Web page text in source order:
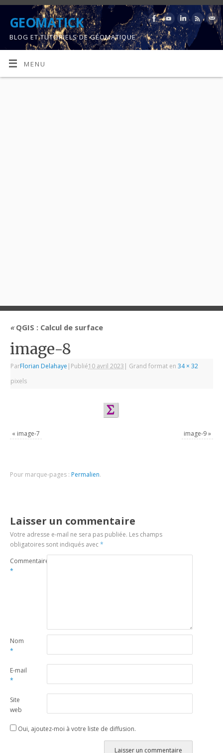
GEOMATICK
BLOG ET TUTORIELS DE GÉOMATIQUE
MENU
«QGIS : Calcul de surface
image-8
ParFlorian Delahaye | Publié10 avril 2023 | Grand format en34 × 32
pixels
« image-7 image-9»
Pour marque-pages : Permalien.
Laisser un commentaire
Votre adresse e-mail ne sera pas publiée. Les champs
obligatoires sont indiqués avec*
Commentaire
*
Nom
*
E-mail
*
Site
web
Oui, ajoutez-moi à votre liste de diffusion.